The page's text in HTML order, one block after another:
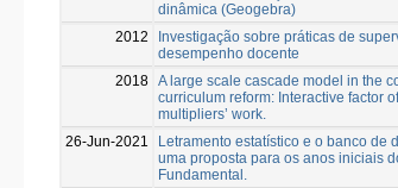
dinâmica (Geogebra)
2012
Investigação sobre práticas de
desempenho docente
2018 A large scale cascade model in the
curriculum reform: Interactive factor
multipliers’ work.
26-Jun-2021
Letramento estatístico e o banco de
uma proposta para os anos iniciais
Fundamental.